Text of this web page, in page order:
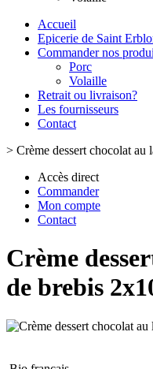
Accueil
Epicerie de Saint
Commander nos
Porc
Volaille
Retrait ou livraison?
Les fournisseurs
Contact
> Crème dessert chocolat au
Accès direct
Commander
Mon compte
Contact
Crème
de brebis